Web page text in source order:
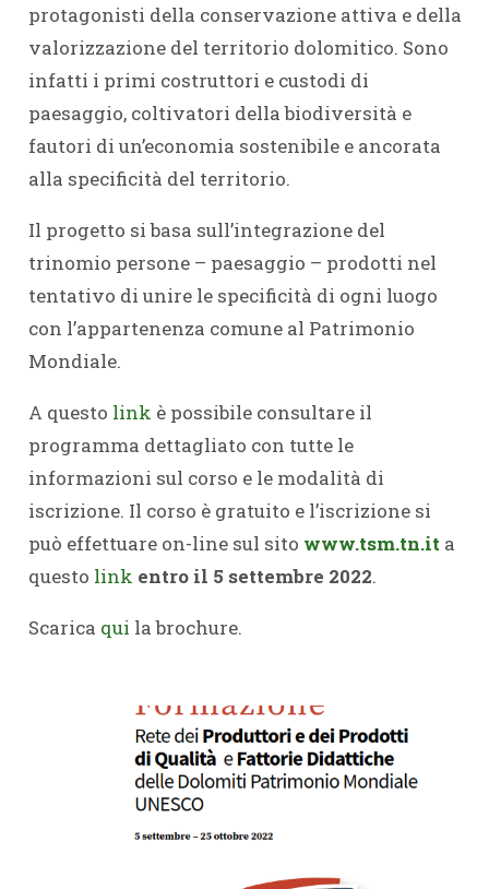
protagonisti della conservazione attiva e della
valorizzazione del territorio dolomitico. Sono
infatti i primi costruttori e custodi di
paesaggio, coltivatori della biodiversità e
fautori di un’economia sostenibile e ancorata
alla specificità del territorio.
Il progetto si basa sull’integrazione del
trinomio persone – paesaggio – prodotti nel
tentativo di unire le specificità di ogni luogo
con l’appartenenza comune al Patrimonio
Mondiale.
A questo link è possibile consultare il
programma dettagliato con tutte le
informazioni sul corso e le modalità di
iscrizione. Il corso è gratuito e l’iscrizione si
può effettuare on-line sul sito www.tsm.tn.ita
questo link entro il 5 settembre 2022.
Scarica qui la brochure.